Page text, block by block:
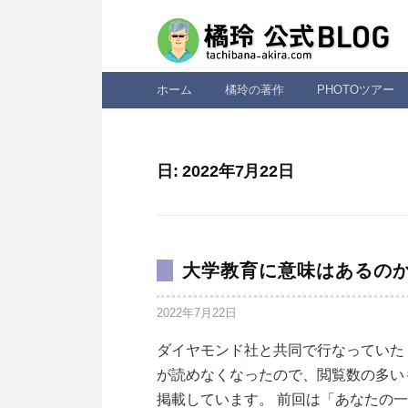
ツ
ホーム 橘玲の著作 PHOTOツアー
日:2022年7月22日
大学教育に意味はあるの
2022年7月22日
ダイヤモンド社と共同で行なってい
が読めなくなったので、閲覧数の多
掲載しています。 前回は「あなたの